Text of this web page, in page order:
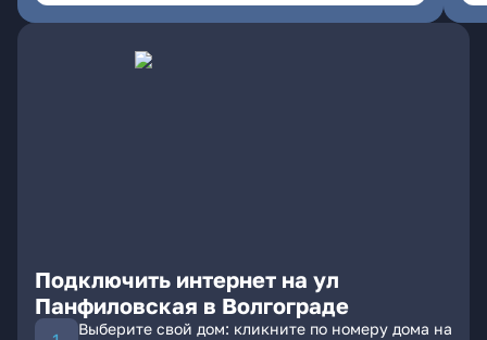
Подключить интернет на ул
Панфиловская в Волгограде
Выберите свой дом: кликните по номеру дома на